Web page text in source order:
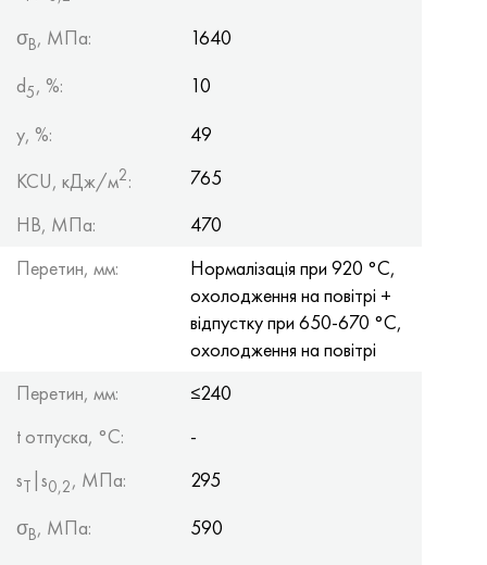
σB, МПа:
1640
d5, %:
10
y, %:
49
KCU, кДж/м2:
765
HB, МПа:
470
Перетин, мм:
Нормалізація при 920 °С,
охолодження на повітрі +
відпустку при 650-670 °С,
охолодження на повітрі
Перетин, мм:
≤240
t отпуска, °C:
-
sТ |s0,2, МПа:
295
σB, МПа:
590